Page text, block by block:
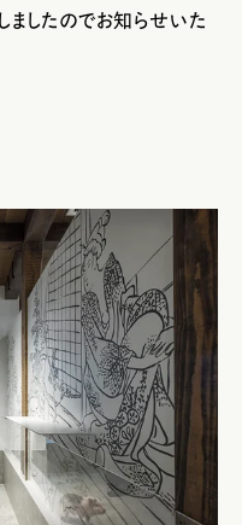
したのでお知らせいた